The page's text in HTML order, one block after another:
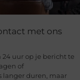
met ons
uur op je bericht te
of
langer duren, maar